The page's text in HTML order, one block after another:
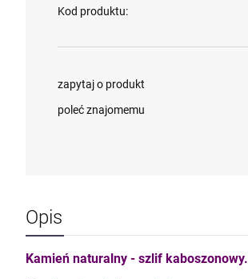
Kod produktu:
zapytaj o produkt
poleć znajomemu
Opis
Kamień naturalny - szlif kaboszonowy.